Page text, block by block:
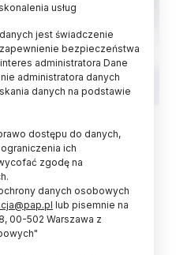
w Łodzi. PAP/Marian
szczepionki” mogłaby
epidemiami chorób
„Journal of
naukowcy
usług
jest świadczenie
bezpieczeństwa
administratora Dane
administratora danych
danych na podstawie
dostępu do danych,
ich
zgodę na
danych osobowych
lub pisemnie na
00-502 Warszawa z